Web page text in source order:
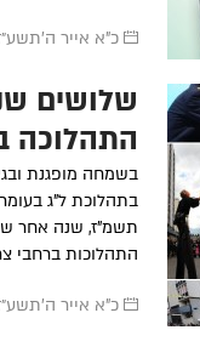
כ"א אייר
שלושים
התהלוכה
נרחבת
בשמחה מופגנת
בתהלוכת ל"ג
תשמ"ז, שנה אחר
התהלוכות ברחבי
כ"א אייר